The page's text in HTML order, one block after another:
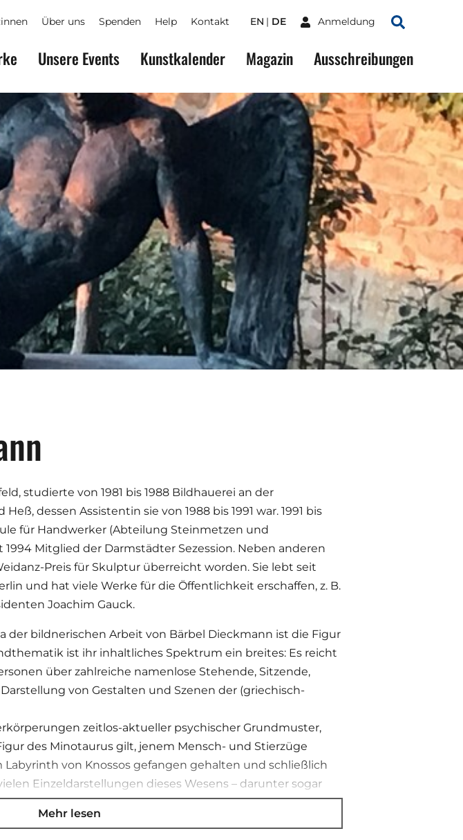
Über uns Spenden Help Kontakt EN DE Anmeldung
Suchen
Unsere Events Kunstkalender Magazin Ausschreibungen
studierte von 1981 bis 1988 Bildhauerei an der
dessen Assistentin sie von 1988 bis 1991 war. 1991 bis
für Handwerker (Abteilung Steinmetzen und
Mitglied der Darmstädter Sezession. Neben anderen
Preis für Skulptur überreicht worden. Sie lebt seit
und hat viele Werke für die Öffentlichkeit erschaffen, z. B.
Joachim Gauck.
der bildnerischen Arbeit von Bärbel Dieckmann ist die Figur
ist ihr inhaltliches Spektrum ein breites: Es reicht
über zahlreiche namenlose Stehende, Sitzende,
von Gestalten und Szenen der (griechisch-
zeitlos-aktueller psychischer Grundmuster,
des Minotaurus gilt, jenem Mensch- und Stierzüge
von Knossos gefangen gehalten und schließlich
Einzeldarstellungen dieses Wesens – darunter sogar
mit dessen Sage nicht zuletzt im Rahmen eines ihrer
Portal zum Theseusmythos.
Mehr lesen